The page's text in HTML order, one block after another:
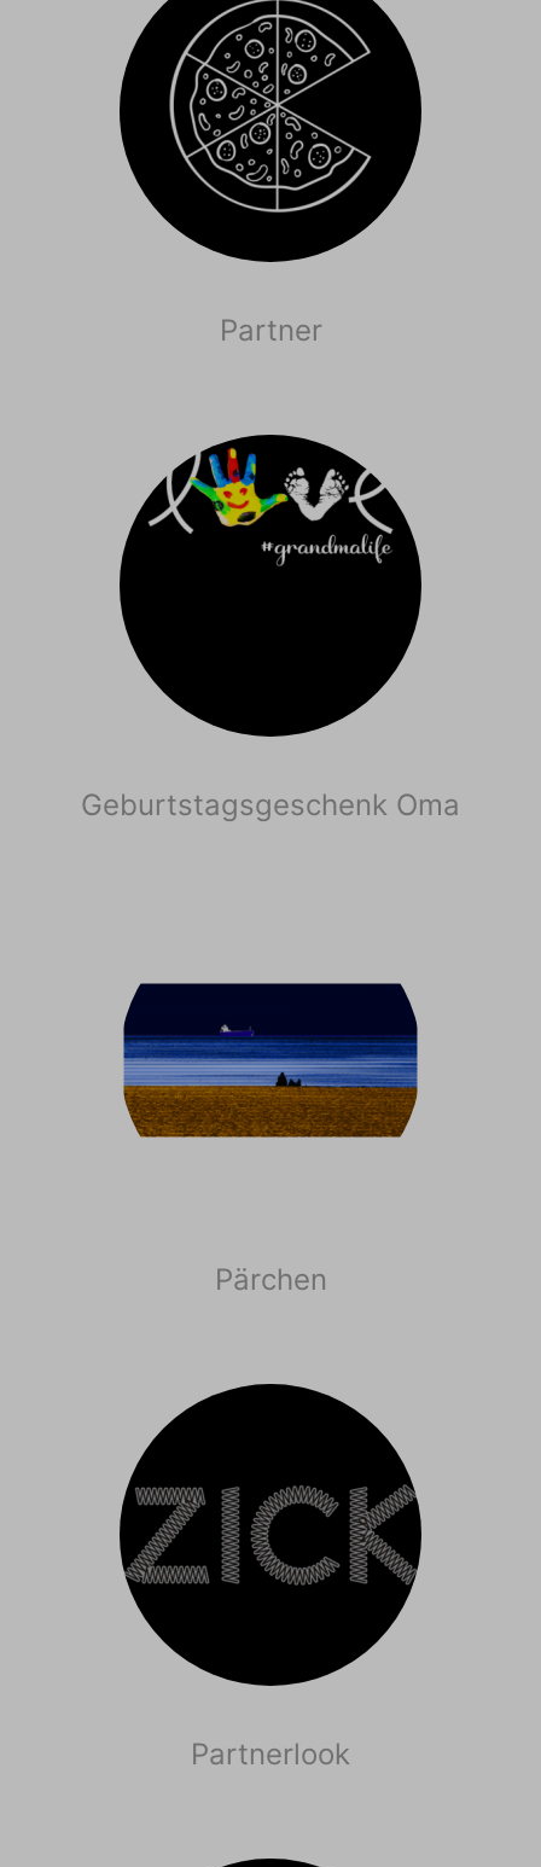
Partner
Geburtstagsgeschenk Oma
Pärchen
Partnerlook